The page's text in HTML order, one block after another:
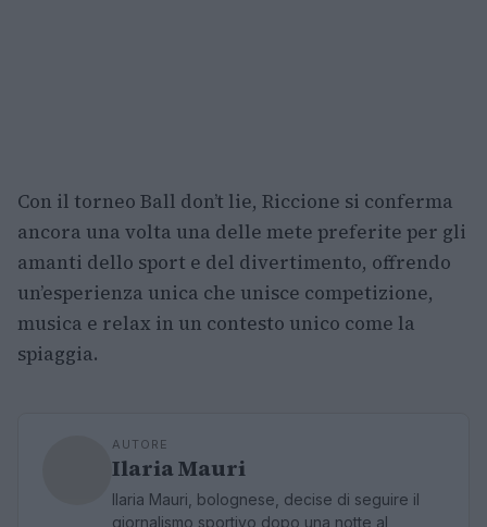
Con il torneo Ball don’t lie, Riccione si conferma
ancora una volta una delle mete preferite per gli
amanti dello sport e del divertimento, offrendo
un’esperienza unica che unisce competizione,
musica e relax in un contesto unico come la
spiaggia.
AUTORE
Ilaria Mauri
Ilaria Mauri, bolognese, decise di seguire il
giornalismo sportivo dopo una notte al